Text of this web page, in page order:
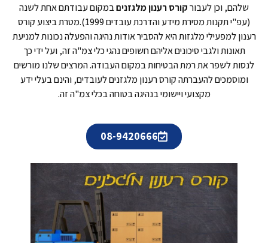
שלהם, וכן לעבורקורס רענון מלגזניםבמקום עבודתם אחת לשנה
(עפ"י תקנות מסירת מידע והדרכת עובדים 1999).מטרת ביצוע קורס
רענון למפעילי מלגזות היא להסביר אודות נהיגה והפעלה נכונות למניעת
תאונות ולגבי סיכונים אליהם חשופים נהגי כלי צמ"ה זה, ועל ידי כך
לנסות לשפר את רמת הבטיחות במקום העבודה. המרצים שלנו מורשים
ומוסמכים להעברתה קורס רענון מלגזנים לעובדים, והינם בעלי ידע
מקצועי ויישומי בנהיגה בטוחה בכלי צמ"ה זה.
08-9420666